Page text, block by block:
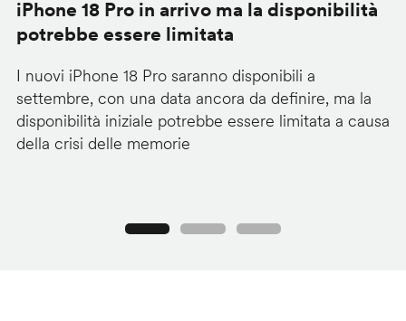
iPhone 18 Pro in arrivo ma la disponibilità
potrebbe essere limitata
I nuovi iPhone 18 Pro saranno disponibili a
settembre, con una data ancora da definire, ma la
disponibilità iniziale potrebbe essere limitata a causa
della crisi delle memorie